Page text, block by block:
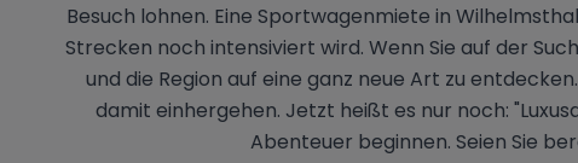
Besuch lohnen. Eine Sportwagenmiete in
Strecken noch intensiviert wird. Wenn Sie auf der
und die Region auf eine ganz neue Art zu
damit einhergehen. Jetzt heißt es nur noch:
Abenteuer beginnen. Seien Sie